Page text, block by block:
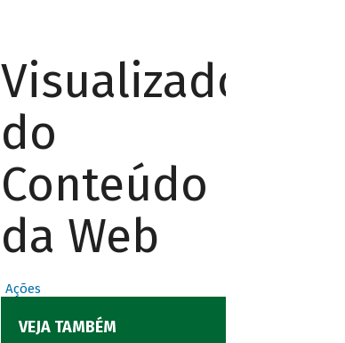
Visualizador
do
Conteúdo
da Web
Ações
VEJA TAMBÉM